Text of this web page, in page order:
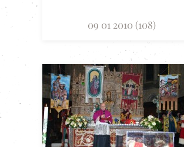
09 01 2010 (108)